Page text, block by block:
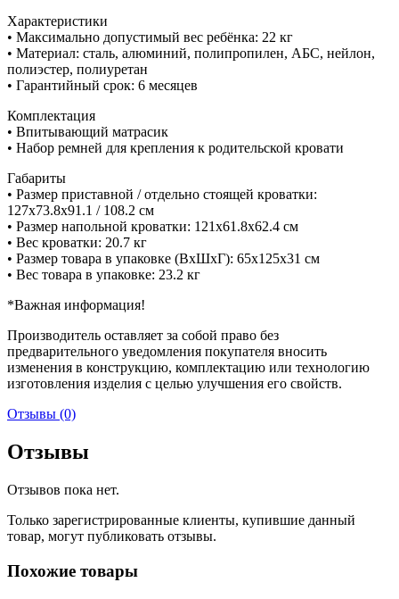
Характеристики
• Максимально допустимый вес ребёнка: 22 кг
• Материал: сталь, алюминий, полипропилен, АБС, нейлон,
полиэстер, полиуретан
• Гарантийный срок: 6 месяцев
Комплектация
• Впитывающий матрасик
• Набор ремней для крепления к родительской кровати
Габариты
• Размер приставной / отдельно стоящей кроватки:
127х73.8х91.1 / 108.2 см
• Размер напольной кроватки: 121х61.8х62.4 см
• Вес кроватки: 20.7 кг
• Размер товара в упаковке (ВхШхГ): 65х125х31 см
• Вес товара в упаковке: 23.2 кг
*Важная информация!
Производитель оставляет за собой право без
предварительного уведомления покупателя вносить
изменения в конструкцию, комплектацию или технологию
изготовления изделия с целью улучшения его свойств.
Отзывы (0)
Отзывы
Отзывов пока нет.
Только зарегистрированные клиенты, купившие данный
товар, могут публиковать отзывы.
Похожие товары